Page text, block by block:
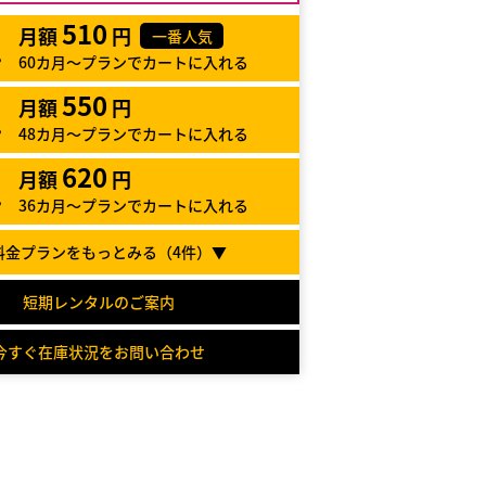
月額510 円
一番人気
60カ月～プランでカートに入れる
月額550 円
48カ月～プランでカートに入れる
月額 620 円
36カ月～プランでカートに入れる
プランをもっとみる（4件）▼
短期レンタルのご案内
すぐ在庫状況をお問い合わせ